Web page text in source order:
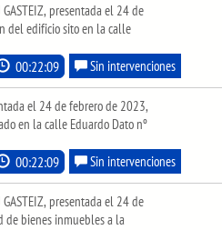
presentada el 24 de
del edificio sito en la calle
00:22:09 Sin intervenciones
el 24 de febrero de 2023,
en la calle Eduardo Dato nº
00:22:09 Sin intervenciones
presentada el 24 de
de bienes inmuebles a la